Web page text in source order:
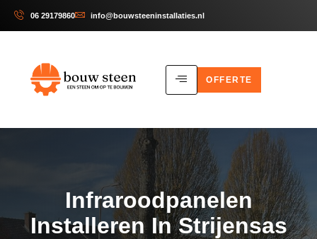
06 29179860 info@bouwsteeninstallaties.nl
OFFERTE
Infraroodpanelen
Installeren In Strijensas